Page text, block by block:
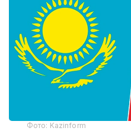
Фото: Kazinform